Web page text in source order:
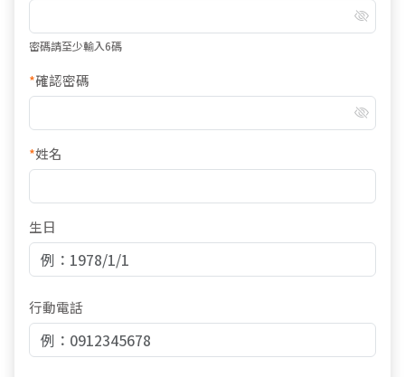
密碼請至少輸入6碼
*確認密碼
*姓名
生日
行動電話